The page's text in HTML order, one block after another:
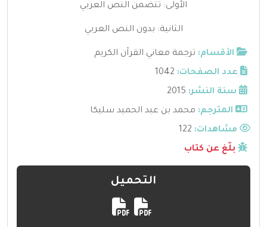
الأولى: تتضمن النص العربي
الثانية: بدون النص العربي
الأقسام: ترجمة معاني القرآن الكريم
عدد الصفحات: 1042
سنة النشر: 2015
المترجم: محمد بن عبد الحميد سليكا
مشاهدات:
بلّغ عن كتاب
التحميل